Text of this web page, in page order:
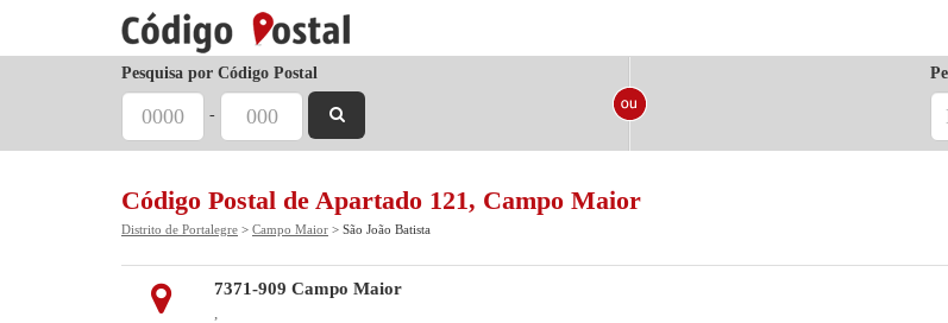
Pesquisa por Código Postal
-
Código Postal de Apartado 121, Campo Maior
Distrito de Portalegre > Campo Maior > São João Batista
7371-909 Campo Maior
,